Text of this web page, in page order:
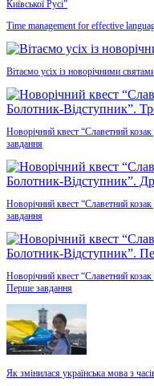
Київської Русі”
Time management for effective
Вітаємо усіх із новорічними
Новорічний квест “Славетний
завдання
Новорічний квест “Славетний
завдання
Новорічний квест “Славетний
Перше завдання
Як змінилася українська мова з